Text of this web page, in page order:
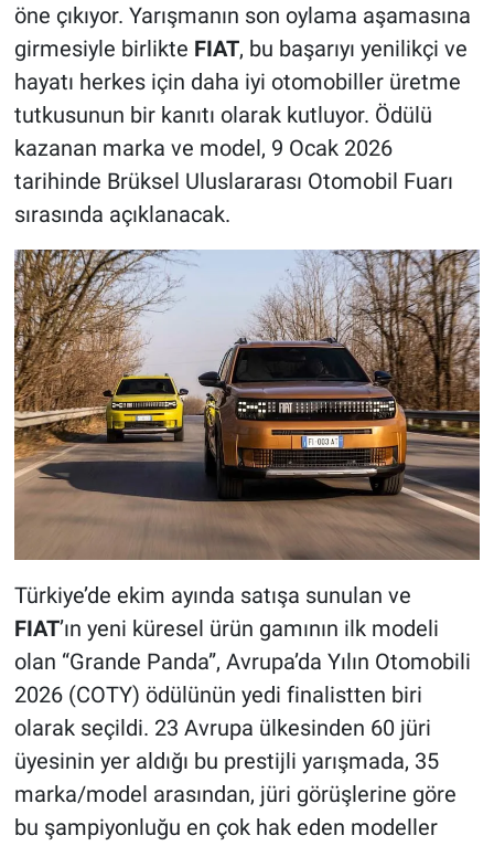
öne çıkıyor. Yarışmanın son oylama aşamasına
girmesiyle birlikte FIAT, bu başarıyı yenilikçi ve
hayatı herkes için daha iyi otomobiller üretme
tutkusunun bir kanıtı olarak kutluyor. Ödülü
kazanan marka ve model, 9 Ocak 2026
tarihinde Brüksel Uluslararası Otomobil Fuarı
sırasında açıklanacak.
Türkiye’de ekim ayında satışa sunulan ve
FIAT’ın yeni küresel ürün gamının ilk modeli
olan “Grande Panda”, Avrupa’da Yılın Otomobili
2026 (COTY) ödülünün yedi finalistten biri
olarak seçildi. 23 Avrupa ülkesinden 60 jüri
üyesinin yer aldığı bu prestijli yarışmada, 35
marka/model arasından, jüri görüşlerine göre
bu şampiyonluğu en çok hak eden modeller